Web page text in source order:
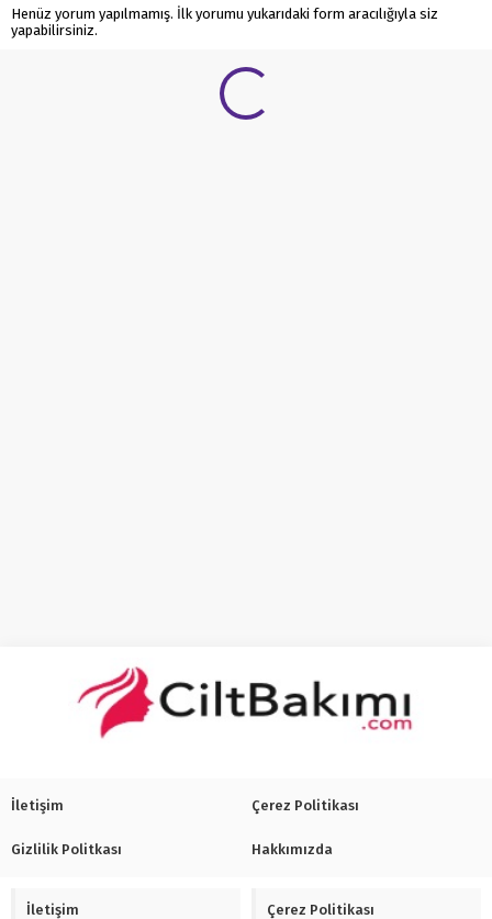
Henüz yorum yapılmamış. İlk yorumu yukarıdaki form aracılığıyla siz
yapabilirsiniz.
İletişim Çerez Politikası
Gizlilik Politkası Hakkımızda
İletişim Çerez Politikası